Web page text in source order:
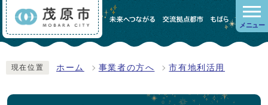
メニュー
現在位置 ホーム 事業者の方へ 市有地利活用